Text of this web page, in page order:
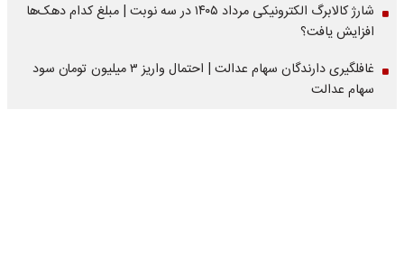
شارژ کالابرگ الکترونیکی مرداد ۱۴۰۵ در سه نوبت | مبلغ کدام دهک‌ها
افزایش یافت؟
غافلگیری دارندگان سهام عدالت | احتمال واریز ۳ میلیون تومان سود
سهام عدالت